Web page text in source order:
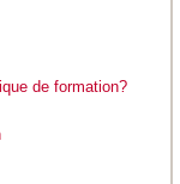
de formation?